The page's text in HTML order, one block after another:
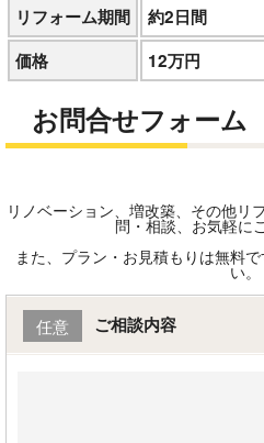
リフォーム期間
約2日間
価格
12万円
お問合せフォーム
リノベーション、増改築、その他リ
問・相談、お気軽に
また、プラン・お見積もりは無料
い。
任意 ご相談内容